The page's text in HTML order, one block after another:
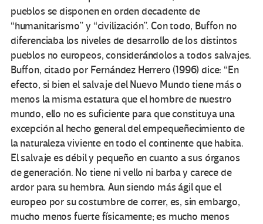
pueblos se disponen en orden decadente de
“humanitarismo” y “civilización”. Con todo, Buffon no
diferenciaba los niveles de desarrollo de los distintos
pueblos no europeos, considerándolos a todos salvajes.
Buffon, citado por Fernández Herrero (1996) dice: “En
efecto, si bien el salvaje del Nuevo Mundo tiene más o
menos la misma estatura que el hombre de nuestro
mundo, ello no es suficiente para que constituya una
excepción al hecho general del empequeñecimiento de
la naturaleza viviente en todo el continente que habita.
El salvaje es débil y pequeño en cuanto a sus órganos
de generación. No tiene ni vello ni barba y carece de
ardor para su hembra. Aun siendo más ágil que el
europeo por su costumbre de correr, es, sin embargo,
mucho menos fuerte físicamente; es mucho menos